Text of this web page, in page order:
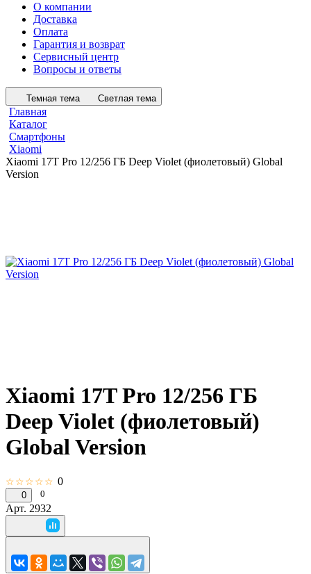
О компании
Доставка
Оплата
Гарантия и возврат
Сервисный центр
Вопросы и ответы
Темная тема Светлая тема
Главная
Каталог
Смартфоны
Xiaomi
Xiaomi 17T Pro 12/256 ГБ Deep Violet (фиолетовый) Global
Version
Xiaomi 17T Pro 12/256 ГБ
Deep Violet (фиолетовый)
Global Version
☆☆☆☆☆ 0
0 0
Арт. 2932